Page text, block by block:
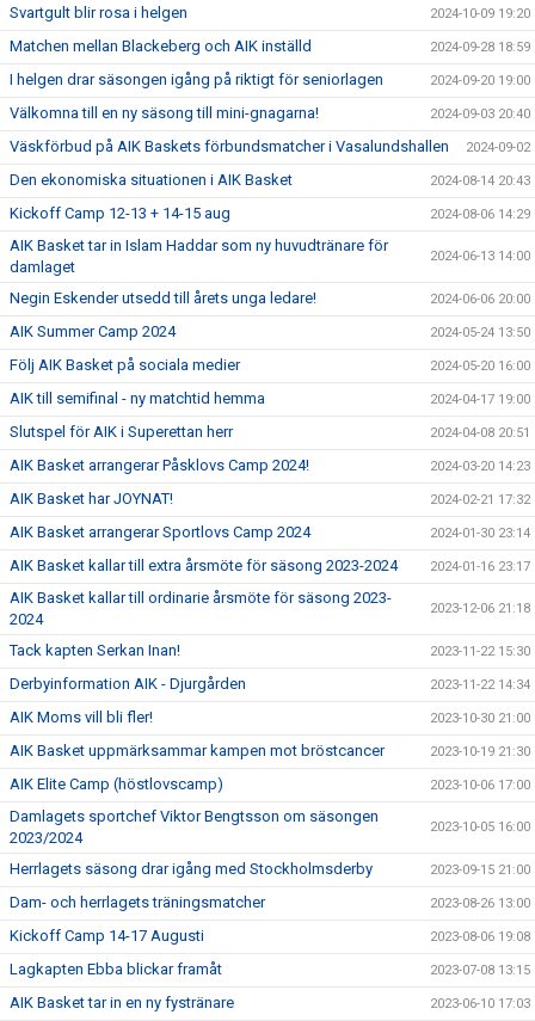
Svartgult blir rosa i helgen 2024-10-09 19:20
Matchen mellan Blackeberg och AIK inställd 2024-09-28 18:59
I helgen drar säsongen igång på riktigt för seniorlagen 2024-09-20 19:00
Välkomna till en ny säsong till mini-gnagarna! 2024-09-03 20:40
Väskförbud på AIK Baskets förbundsmatcher i Vasalundshallen 2024-09-02
Den ekonomiska situationen i AIK Basket 2024-08-14 20:43
Kickoff Camp 12-13 + 14-15 aug 2024-08-06 14:29
AIK Basket tar in Islam Haddar som ny huvudtränare för
damlaget
2024-06-13 14:00
Negin Eskender utsedd till årets unga ledare! 2024-06-06 20:00
AIK Summer Camp 2024 2024-05-24 13:50
Följ AIK Basket på sociala medier 2024-05-20 16:00
AIK till semifinal - ny matchtid hemma 2024-04-17 19:00
Slutspel för AIK i Superettan herr 2024-04-08 20:51
AIK Basket arrangerar Påsklovs Camp 2024! 2024-03-20 14:23
AIK Basket har JOYNAT! 2024-02-21 17:32
AIK Basket arrangerar Sportlovs Camp 2024 2024-01-30 23:14
AIK Basket kallar till extra årsmöte för säsong 2023-2024 2024-01-16 23:17
AIK Basket kallar till ordinarie årsmöte för säsong 2023-
2024
2023-12-06 21:18
Tack kapten Serkan Inan! 2023-11-22 15:30
Derbyinformation AIK - Djurgården 2023-11-22 14:34
AIK Moms vill bli fler! 2023-10-30 21:00
AIK Basket uppmärksammar kampen mot bröstcancer 2023-10-19 21:30
AIK Elite Camp (höstlovscamp) 2023-10-06 17:00
Damlagets sportchef Viktor Bengtsson om säsongen
2023/2024
2023-10-05 16:00
Herrlagets säsong drar igång med Stockholmsderby 2023-09-15 21:00
Dam- och herrlagets träningsmatcher 2023-08-26 13:00
Kickoff Camp 14-17 Augusti 2023-08-06 19:08
Lagkapten Ebba blickar framåt 2023-07-08 13:15
AIK Basket tar in en ny fystränare 2023-06-10 17:03